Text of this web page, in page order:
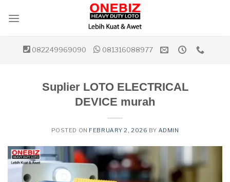
082249969090 081316088977
Suplier LOTO ELECTRICAL
DEVICE murah
POSTED ON FEBRUARY 2, 2026 BY ADMIN